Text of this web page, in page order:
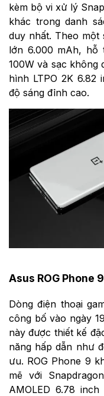
kèm bộ vi xử lý
khác trong danh
duy nhất. Theo
lớn 6.000 mAh, hỗ
100W và sạc không
hình LTPO 2K 6.82
độ sáng đỉnh cao.
Asus ROG Phone 9
Dòng điện thoại
công bố vào ngày
này được thiết kế
năng hấp dẫn như
ưu. ROG Phone 9
mẽ với
AMOLED 6.78